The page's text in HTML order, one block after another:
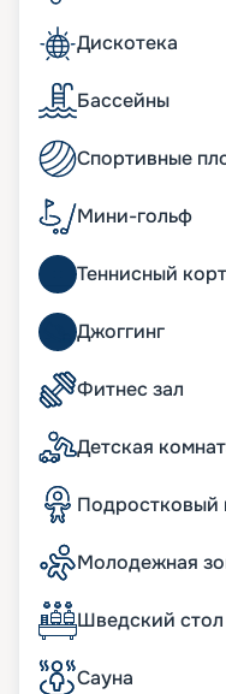
захочется
или изумительным
туристов
бар-мороженое,
Развлечения
Богатейшая
города не даст
восторженные
класса в Strand
Palm Casino,
вы мечтаете о
вас ждут удобные
Восстановить
Spa и Wellness-
фитнес-зал, сауна,
множество других
путешественников
игровые зоны,
водяные горки.
Вы можете купить
расписание туров,
схема размещения
путевки, фото
вопросы, опытные
Дискотека
Бассейны
Спортивные
Мини-гольф
Теннисный корт
Джоггинг
Фитнес зал
Детская
Подростковый
Молодежная
Шведский стол
Сауна